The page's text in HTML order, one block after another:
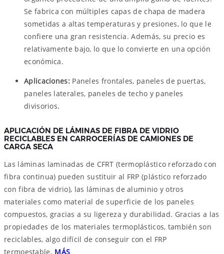
Se fabrica con múltiples capas de chapa de madera
sometidas a altas temperaturas y presiones, lo que le
confiere una gran resistencia. Además, su precio es
relativamente bajo, lo que lo convierte en una opción
económica.
Aplicaciones:Paneles frontales, paneles de puertas,
paneles laterales, paneles de techo y paneles
divisorios.
APLICACIÓN DE LÁMINAS DE FIBRA DE VIDRIO
RECICLABLES EN CARROCERÍAS DE CAMIONES DE
CARGA SECA
Las láminas laminadas de CFRT (termoplástico reforzado con
fibra continua) pueden sustituir al FRP (plástico reforzado
con fibra de vidrio), las láminas de aluminio y otros
materiales como material de superficie de los paneles
compuestos, gracias a su ligereza y durabilidad. Gracias a las
propiedades de los materiales termoplásticos, también son
reciclables, algo difícil de conseguir con el FRP
termoestable. MÁS